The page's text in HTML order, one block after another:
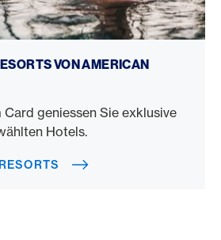
VON AMERICAN
geniessen Sie exklusive
Hotels.